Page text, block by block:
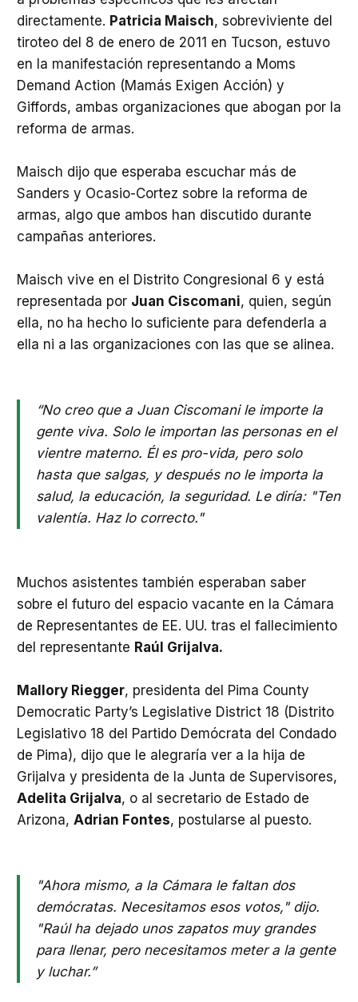
directamente. Patricia Maisch, sobreviviente del
tiroteo del 8 de enero de 2011 en Tucson, estuvo
en la manifestación representando a Moms
Demand Action (Mamás Exigen Acción) y
Giffords, ambas organizaciones que abogan por la
reforma de armas.
Maisch dijo que esperaba escuchar más de
Sanders y Ocasio-Cortez sobre la reforma de
armas, algo que ambos han discutido durante
campañas anteriores.
Maisch vive en el Distrito Congresional 6 y está
representada por Juan Ciscomani, quien, según
ella, no ha hecho lo suficiente para defenderla a
ella ni a las organizaciones con las que se alinea.
“No creo que a Juan Ciscomani le importe la
gente viva. Solo le importan las personas en el
vientre materno. Él es pro-vida, pero solo
hasta que salgas, y después no le importa la
salud, la educación, la seguridad. Le diría: "Ten
valentía. Haz lo correcto."
Muchos asistentes también esperaban saber
sobre el futuro del espacio vacante en la Cámara
de Representantes de EE. UU. tras el fallecimiento
del representante Raúl Grijalva.
Mallory Riegger, presidenta del Pima County
Democratic Party’s Legislative District 18 (Distrito
Legislativo 18 del Partido Demócrata del Condado
de Pima), dijo que le alegraría ver a la hija de
Grijalva y presidenta de la Junta de Supervisores,
Adelita Grijalva, o al secretario de Estado de
Arizona, Adrian Fontes, postularse al puesto.
"Ahora mismo, a la Cámara le faltan dos
demócratas. Necesitamos esos votos," dijo.
"Raúl ha dejado unos zapatos muy grandes
para llenar, pero necesitamos meter a la gente
y luchar.”